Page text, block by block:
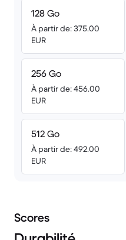
128 Go
À partir de: 375.00
EUR
256 Go
À partir de: 456.00
EUR
512 Go
À partir de: 492.00
EUR
Scores